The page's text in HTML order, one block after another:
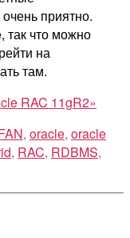
приятно.
так что можно
на
там.
RAC 11gR2»
, oracle, oracle
, RAC, RDBMS,